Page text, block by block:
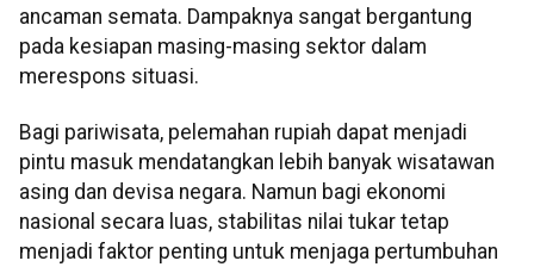
ancaman semata. Dampaknya sangat bergantung
pada kesiapan masing-masing sektor dalam
merespons situasi.
Bagi pariwisata, pelemahan rupiah dapat menjadi
pintu masuk mendatangkan lebih banyak wisatawan
asing dan devisa negara. Namun bagi ekonomi
nasional secara luas, stabilitas nilai tukar tetap
menjadi faktor penting untuk menjaga pertumbuhan